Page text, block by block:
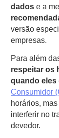
dados e a
versão
empresas.
Para além
respeitar os
quando
Consumidor
horários,
interferir no
devedor.